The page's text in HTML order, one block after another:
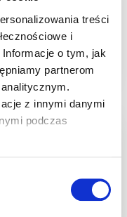
treści
i
o tym, jak
partnerom
z innymi danymi
podczas
się, aby